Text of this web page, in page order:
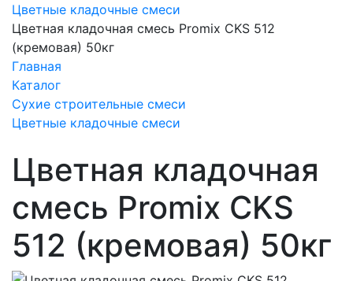
Цветные кладочные смеси
Цветная кладочная смесь Promix CKS 512
(кремовая) 50кг
Главная
Каталог
Сухие строительные смеси
Цветные кладочные смеси
Цветная кладочная
смесь Promix CKS
512 (кремовая) 50кг